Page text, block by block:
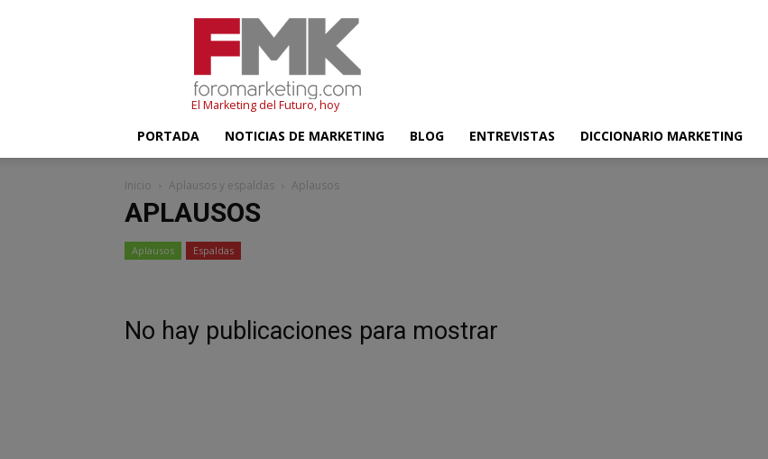
El Marketing del Futuro, hoy
PORTADA NOTICIAS DE MARKETING BLOG ENTREVISTAS DICCIONARIO MARKETING
Inicio Aplausos y espaldas Aplausos
APLAUSOS
Aplausos Espaldas
No hay publicaciones para mostrar